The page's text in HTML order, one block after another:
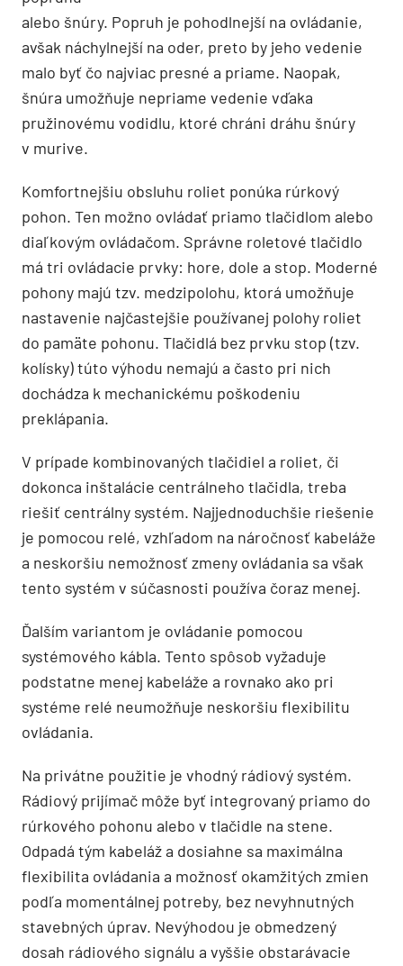
alebo šnúry. Popruh je pohodlnejší na ovládanie,
avšak náchylnejší na oder, preto by jeho vedenie
malo byť čo najviac presné a priame. Naopak,
šnúra umožňuje nepriame vedenie vďaka
pružinovému vodidlu, ktoré chráni dráhu šnúry
v murive.
Komfortnejšiu obsluhu roliet ponúka rúrkový
pohon. Ten možno ovládať priamo tlačidlom alebo
diaľkovým ovládačom. Správne roletové tlačidlo
má tri ovládacie prvky: hore, dole a stop. Moderné
pohony majú tzv. medzipolohu, ktorá umožňuje
nastavenie najčastejšie používanej polohy roliet
do pamäte pohonu. Tlačidlá bez prvku stop (tzv.
kolísky) túto výhodu nemajú a často pri nich
dochádza k mechanickému poškodeniu
preklápania.
V prípade kombinovaných tlačidiel a roliet, či
dokonca inštalácie centrálneho tlačidla, treba
riešiť centrálny systém. Najjednoduchšie riešenie
je pomocou relé, vzhľadom na náročnosť kabeláže
a neskoršiu nemožnosť zmeny ovládania sa však
tento systém v súčasnosti používa čoraz menej.
Ďalším variantom je ovládanie pomocou
systémového kábla. Tento spôsob vyžaduje
podstatne menej kabeláže a rovnako ako pri
systéme relé neumožňuje neskoršiu flexibilitu
ovládania.
Na privátne použitie je vhodný rádiový systém.
Rádiový prijímač môže byť integrovaný priamo do
rúrkového pohonu alebo v tlačidle na stene.
Odpadá tým kabeláž a dosiahne sa maximálna
flexibilita ovládania a možnosť okamžitých zmien
podľa momentálnej potreby, bez nevyhnutných
stavebných úprav. Nevýhodou je obmedzený
dosah rádiového signálu a vyššie obstarávacie